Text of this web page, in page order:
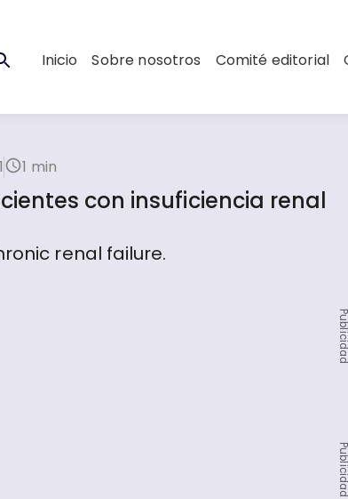
Inicio Sobre nosotros Comité editorial
1 min
con insuficiencia renal
renal failure.
Publicidad
Publicidad